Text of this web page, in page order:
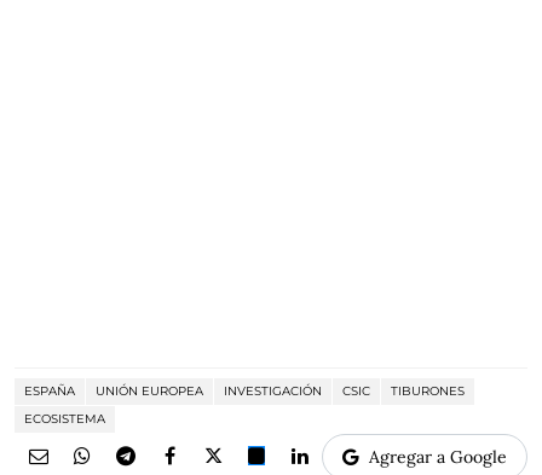
ESPAÑA UNIÓN EUROPEA INVESTIGACIÓN CSIC
TIBURONES
ECOSISTEMA
Agregar a Google